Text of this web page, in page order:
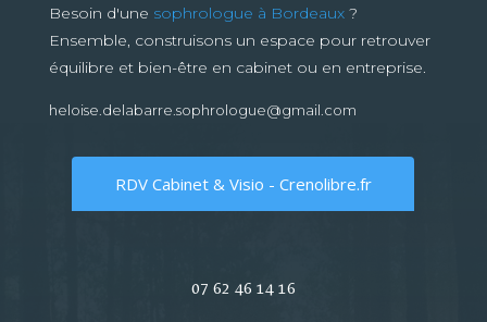
Besoin d'une sophrologue à Bordeaux?
Ensemble, construisons un espace pour retrouver
équilibre et bien-être en cabinet ou en entreprise.
heloise.delabarre.sophrologue@gmail.com
RDV Cabinet & Visio - Crenolibre.fr
07 62 46 14 16